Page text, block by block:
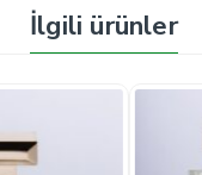
İlgili ürünler